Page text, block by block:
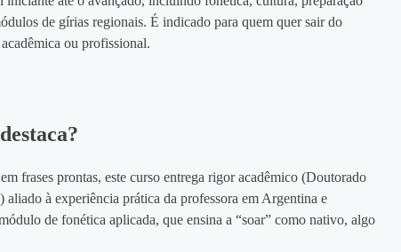
de gírias regionais. É indicado para quem quer sair do
ou profissional.
frases prontas, este curso entrega rigor acadêmico (Doutorado
aliado à experiência prática da professora em Argentina e
de fonética aplicada, que ensina a “soar” como nativo, algo